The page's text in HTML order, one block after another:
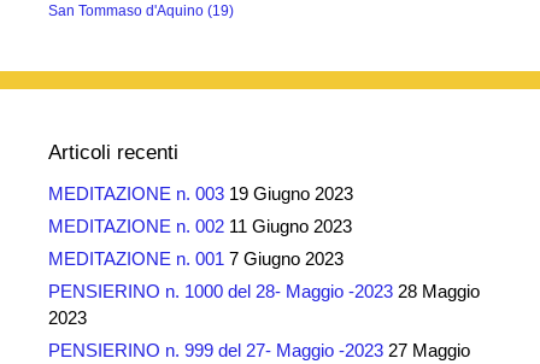
San Tommaso d'Aquino (19)
Articoli recenti
MEDITAZIONE n. 003 19 Giugno 2023
MEDITAZIONE n. 002 11 Giugno 2023
MEDITAZIONE n. 001 7 Giugno 2023
PENSIERINO n. 1000 del 28- Maggio -2023 28 Maggio
2023
PENSIERINO n. 999 del 27- Maggio -2023 27 Maggio